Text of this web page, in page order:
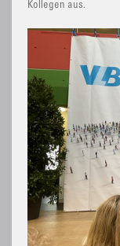
Kollegen aus.